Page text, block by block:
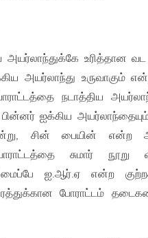
அயர்லாந்துக்கே உரித்தான
அயர்லாந்து உருவாகும்
நடாத்திய
ஐக்கிய அயர்லாந்தையும்
சின் பையின் என்ற
சுமார் நூறு
ஐ.ஆர்.ஏ என்ற
போராட்டம்